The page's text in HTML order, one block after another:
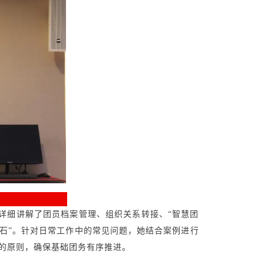
讲解了团员档案管理、组织关系转接、“智慧团
”。针对日常工作中的常见问题，她结合案例进行
则，确保基础团务有序推进。